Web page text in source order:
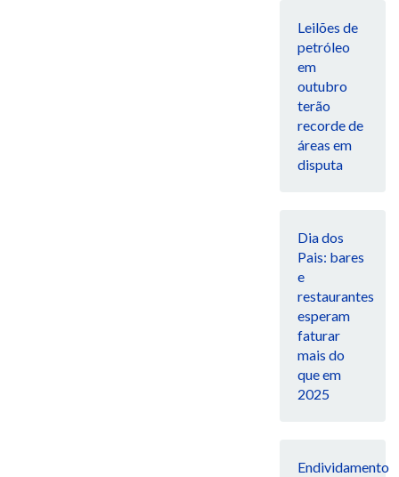
Leilões de
petróleo
em
outubro
terão
recorde de
áreas em
disputa
Dia dos
Pais: bares
e
restaurantes
esperam
faturar
mais do
que em
2025
Endividamento